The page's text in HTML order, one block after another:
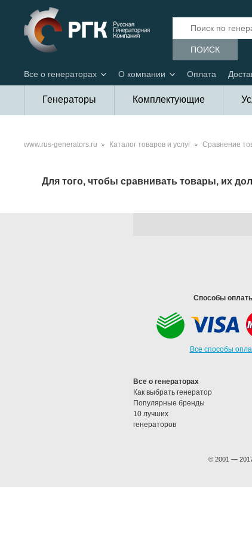
ПОИСК
Все о генераторах О компании Оплата
Генераторы Комплектующие
www.rus-generators.ru Каталог товаров и услуг Сравнение
Для того, чтобы сравнивать товары, их
Способы
Все способы
Все о генераторах
Как выбрать генератор
Популярные бренды
10 лучших
генераторов
© 2001 —